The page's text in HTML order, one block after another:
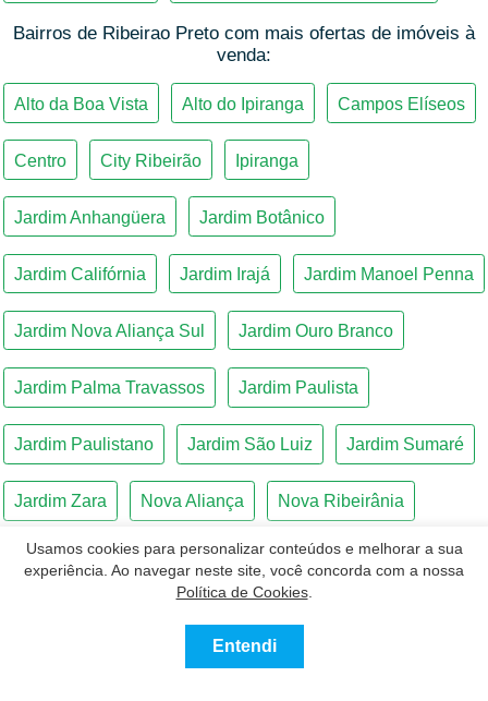
Bairros de Ribeirao Preto com mais ofertas de imóveis à
venda:
Usamos cookies para personalizar conteúdos e melhorar a sua
experiência. Ao navegar neste site, você concorda com a nossa
Política de Cookies.
Entendi